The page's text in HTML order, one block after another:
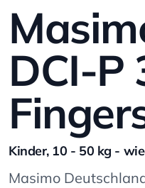
DCI-P
Kinder, 10 - 50 kg -
Masimo